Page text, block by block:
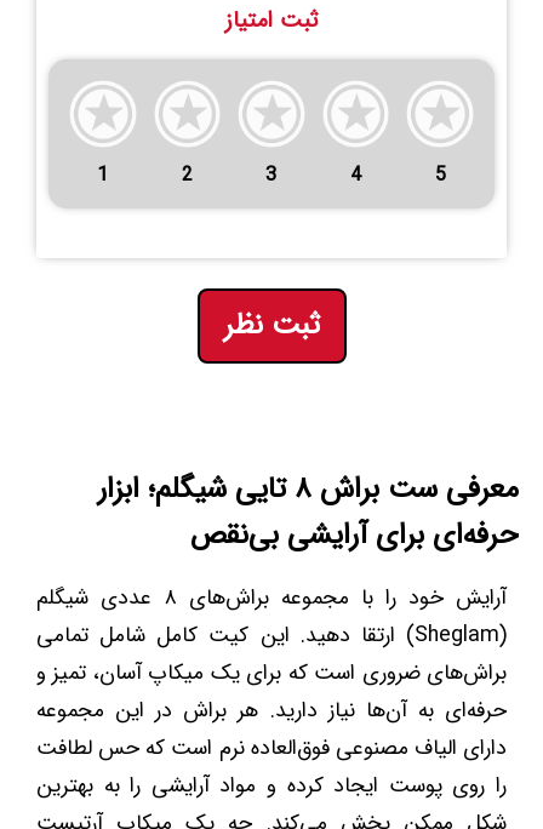
ثبت امتیاز
1 2 3 4 5
ثبت نظر
معرفی ست براش ۸ تایی شیگلم؛ ابزار
حرفه‌ای برای آرایشی بی‌نقص
آرایش خود را با مجموعه براش‌های ۸ عددی شیگلم
(Sheglam) ارتقا دهید. این کیت کامل شامل تمامی
براش‌های ضروری است که برای یک میکاپ آسان، تمیز و
حرفه‌ای به آن‌ها نیاز دارید. هر براش در این مجموعه
دارای الیاف مصنوعی فوق‌العاده نرم است که حس لطافت
را روی پوست ایجاد کرده و مواد آرایشی را به بهترین